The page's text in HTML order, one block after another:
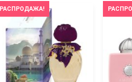
РАСПРОДАЖА!